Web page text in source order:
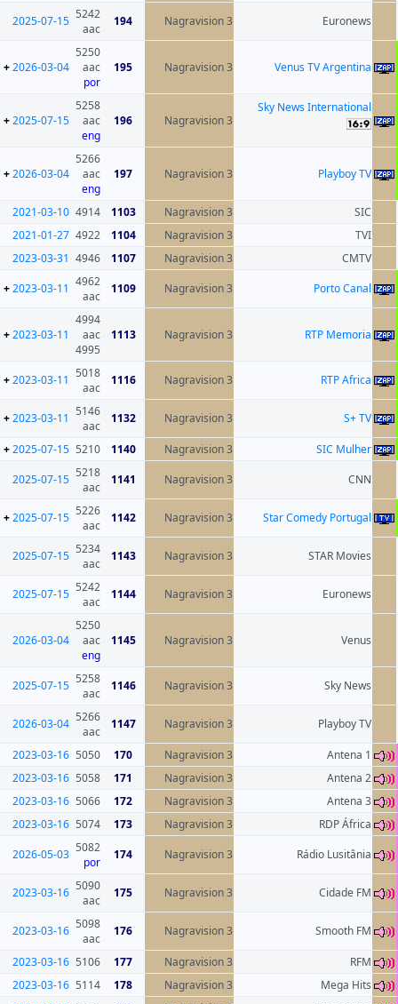
Nagravision 3
5242
aac
2025-07-15
Nagravision 3
aac
2026-03-04
Nagravision 3
aac
2025-07-15
Nagravision 3
aac
2026-03-04
Nagravision 3
4914
2021-03-10
Nagravision 3
4922
2021-01-27
Nagravision 3
4946
2023-03-31
Nagravision 3
4962
aac
2023-03-11
+
Nagravision 3
aac
2023-03-11
+
Nagravision 3
5018
aac
2023-03-11
+
Nagravision 3
5146
aac
2023-03-11
+
Nagravision 3
5210
2025-07-15
+
Nagravision 3
5218
aac
2025-07-15
Nagravision 3
1142
5226
aac
2025-07-15
+
Nagravision 3
5234
aac
2025-07-15
Nagravision 3
5242
aac
2025-07-15
Nagravision 3
aac
2026-03-04
Nagravision 3
5258
aac
2025-07-15
Nagravision 3
5266
aac
2026-03-04
Nagravision 3
5050
2023-03-16
Nagravision 3
5058
2023-03-16
Nagravision 3
5066
2023-03-16
Nagravision 3
5074
2023-03-16
Nagravision 3
5082
por
2026-05-03
Nagravision 3
5090
aac
2023-03-16
Nagravision 3
5098
aac
2023-03-16
Nagravision 3
5106
2023-03-16
Nagravision 3
5114
2023-03-16